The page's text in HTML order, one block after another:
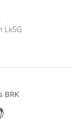
LkSG
BRK